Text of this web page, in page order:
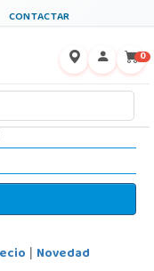
CONTACTAR
0
| Novedad